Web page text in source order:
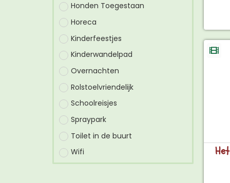
Honden Toegestaan
Horeca
Kinderfeestjes
Kinderwandelpad
Overnachten
Rolstoelvriendelijk
Schoolreisjes
Spraypark
Toilet in de buurt
Wifi